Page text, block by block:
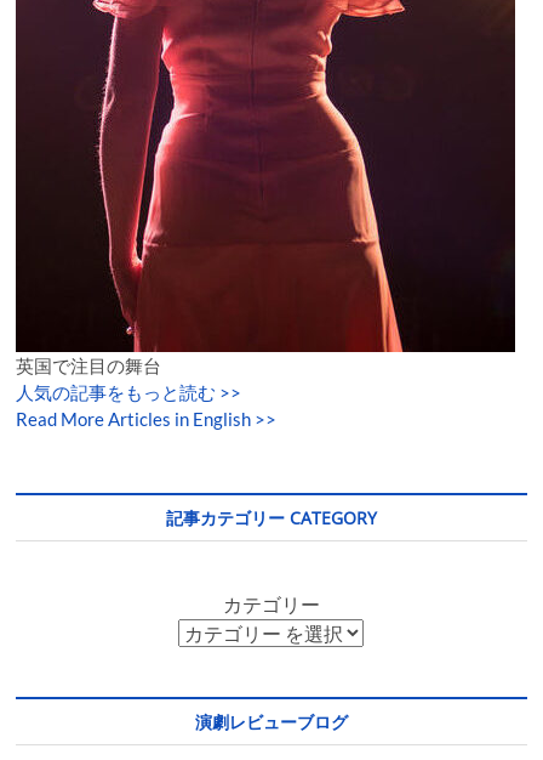
英国で注目の舞台
人気の記事をもっと読む >>
Read More Articles in English >>
記事カテゴリー CATEGORY
カテゴリー
演劇レビューブログ